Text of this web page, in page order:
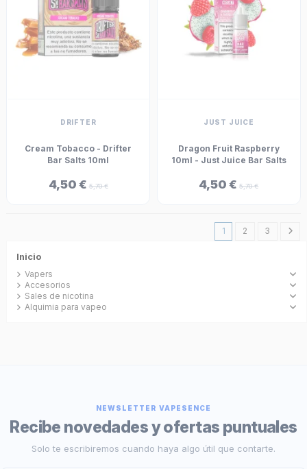
DRIFTER
Cream Tobacco - Drifter
Bar Salts 10ml
4,50 € 5,70 €
JUST JUICE
Dragon Fruit Raspberry
10ml - Just Juice Bar Salts
4,50 €5,70 €
1 2 3
Inicio
Vapers
Accesorios
Sales de nicotina
Alquimia para vapeo
NEWSLETTER VAPESENCE
Recibe novedades y ofertas puntuales
Solo te escribiremos cuando haya algo útil que contarte.